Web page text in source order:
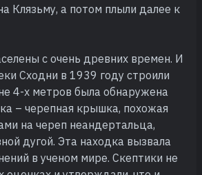
Клязьму, а потом плыли далее к
с очень древних времен. И
Сходни в 1939 году строили
4-х метров была обнаружена
– черепная крышка, похожая
на череп неандертальца,
дугой. Эта находка вызвала
в ученом мире. Скептики не